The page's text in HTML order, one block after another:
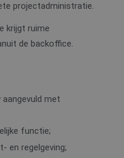
projectadministratie.
krijgt ruime
de backoffice.
aangevuld met
functie;
en regelgeving;